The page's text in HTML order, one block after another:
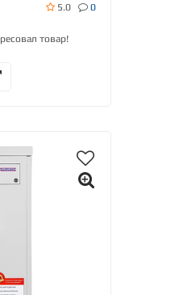
5.0 0
товар!